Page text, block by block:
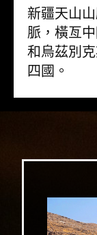
新疆天山
脈，橫亙
和烏茲別
四國。